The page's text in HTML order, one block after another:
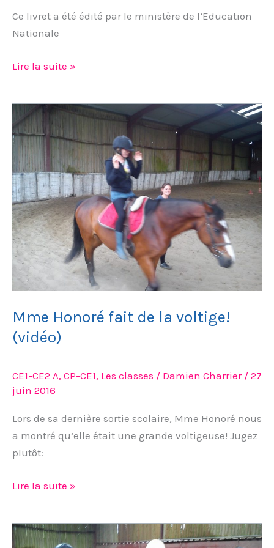
Ce livret a été édité par le ministère de l’Education
Nationale
parents
Lire la suite »
Mme Honoré fait de la voltige!
(vidéo)
CE1-CE2 A, CP-CE1, Les classes / Damien Charrier / 27
juin 2016
Lors de sa dernière sortie scolaire, Mme Honoré nous
a montré qu’elle était une grande voltigeuse! Jugez
plutôt:
Mme
Honoré
fait
de
la
voltige!
(vidéo)
Lire la suite »
Les